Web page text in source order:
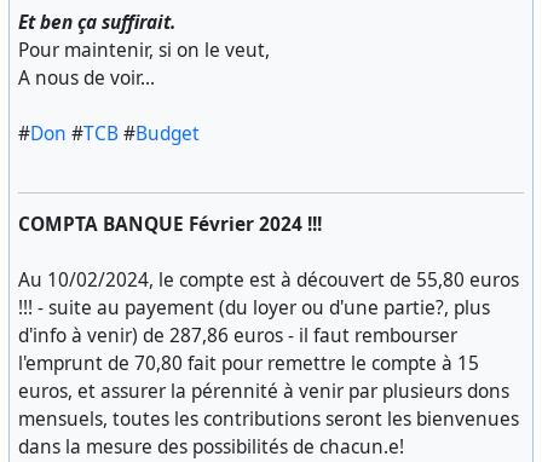
Et ben ça suffirait.
Pour maintenir, si on le veut,
A nous de voir...
#Don #TCB#Budget
COMPTA BANQUE Février 2024 !!!
Au 10/02/2024, le compte est à découvert de 55,80 euros
!!! - suite au payement (du loyer ou d'une partie?, plus
d'info à venir) de 287,86 euros - il faut rembourser
l'emprunt de 70,80 fait pour remettre le compte à 15
euros, et assurer la pérennité à venir par plusieurs dons
mensuels, toutes les contributions seront les bienvenues
dans la mesure des possibilités de chacun.e!